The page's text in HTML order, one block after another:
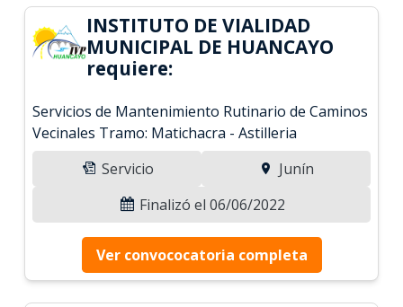
INSTITUTO DE VIALIDAD
MUNICIPAL DE HUANCAYO
requiere:
Servicios de Mantenimiento Rutinario de Caminos
Vecinales Tramo: Matichacra - Astilleria
Servicio
Junín
Finalizó el 06/06/2022
Ver convococatoria completa